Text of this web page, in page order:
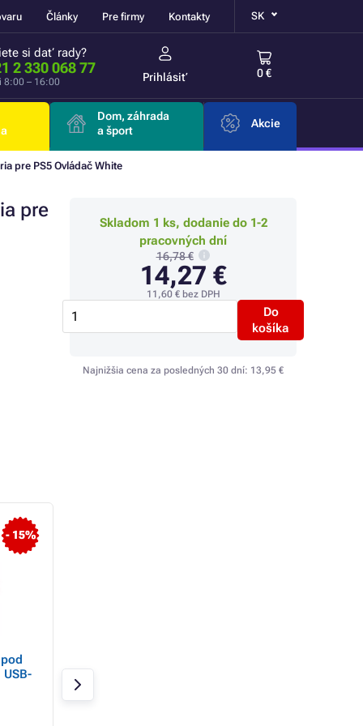
Články Pre firmy Kontakty SK
si dať rady?
2 330 068 77
8:00 – 16:00 Prihlásiť 0 €
Dom, záhrada
a šport
Akcie
pre PS5 Ovládač White
pre
Skladom 1 ks, dodanie do 1-2
pracovných dní
16,78 €
14,27 €
11,60 €bez DPH
Do
košíka
Najnižšia cena za posledných 30 dní: 13,95 €
- 15%
USB-
PS5SMULTICHARGE